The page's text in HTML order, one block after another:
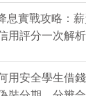
息實戰攻略：
用評分一次解
用安全學生借